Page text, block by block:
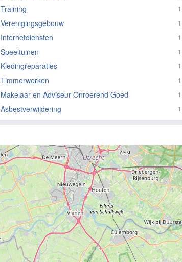
Training 1
Verenigingsgebouw 1
Internetdiensten 1
Speeltuinen 1
Kledingreparaties 1
Timmerwerken 1
Makelaar en Adviseur Onroerend Goed 1
Asbestverwijdering 1